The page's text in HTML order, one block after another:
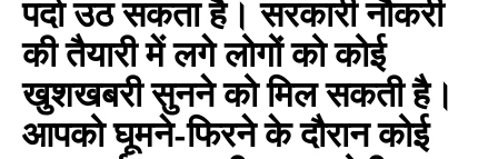
पर्दा उठ सकता है। सरकारी नौकरी
की तैयारी में लगे लोगों को कोई
खुशखबरी सुनने को मिल सकती है।
आपको घूमने-फिरने के दौरान कोई